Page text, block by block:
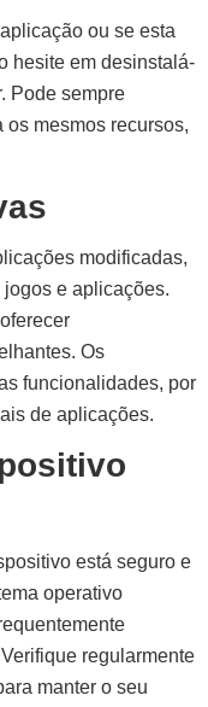
ou se esta
hesite em desinstalá-
Pode sempre
mesmos recursos,
modificadas,
e aplicações.
Os
funcionalidades, por
de aplicações.
está seguro e
operativo
regularmente
manter o seu